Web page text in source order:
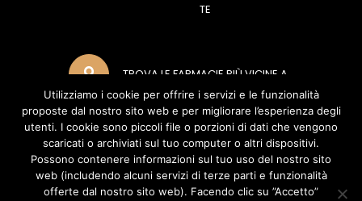
TE
TROVA LE FARMACIE PIÙ VICINE A
TE
METODI DI PAGAMENTO
Utilizziamo i cookie per offrire i servizi e le funzionalità
proposte dal nostro sito web e per migliorare l’esperienza degli
utenti. I cookie sono piccoli file o porzioni di dati che vengono
scaricati o archiviati sul tuo computer o altri dispositivi.
Possono contenere informazioni sul tuo uso del nostro sito
web (includendo alcuni servizi di terze parti e funzionalità
offerte dal nostro sito web). Facendo clic su ”Accetto”